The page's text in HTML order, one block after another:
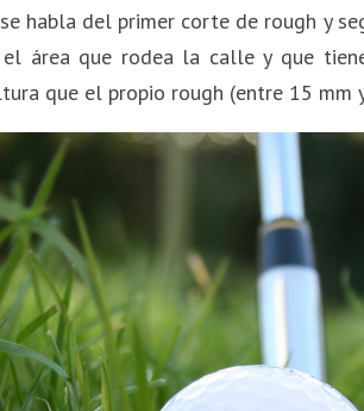
habla del primer corte de rough y
el área que rodea la calle y que
que el propio rough (entre 15 mm